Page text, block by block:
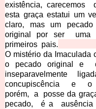
existência, carecemos
esta graça estatui um
claro, mas um
original por ser
uma
primeiros pais.
O mistério da
Imaculada
o pecado original e
inseparavelmente
concupiscência e o
porém,
a posse da
pecado,
é a